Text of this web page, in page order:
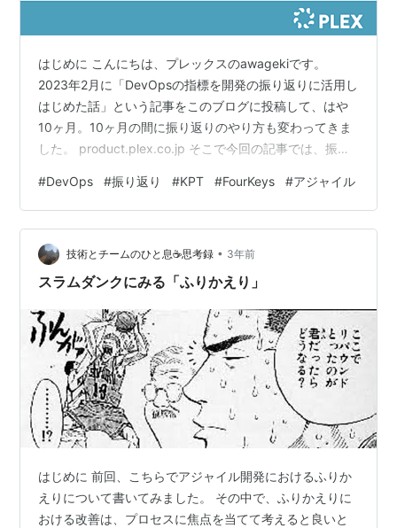
はじめに こんにちは、プレックスのawagekiです。
2023年2月に「DevOpsの指標を開発の振り返りに活用し
はじめた話」という記事をこのブログに投稿して、はや
10ヶ月。10ヶ月の間に振り返りのやり方も変わってきま
した。 product.plex.co.jp そこで今回の記事では、振り
を紹介したいと思います！ 目次 はじめに 目次 エンジニ
ア組織について プレックスジョブ開発チームでの振り返
り 振り返りMTGについて KPTについて 開発のパフォー
マンス改善について エンジニア全体での振り返り さいご
に エンジニア組織について 振り返り…
#DevOps #振り返り #KPT #FourKeys #アジャイル
技術とチームのひと息☕思考録 • 3年前
スラムダンクにみる「ふりかえり」
はじめに 前回、こちらでアジャイル開発におけるふりか
えりについて書いてみました。 その中で、ふりかえりに
おける改善は、プロセスに焦点を当てて考えると良いと